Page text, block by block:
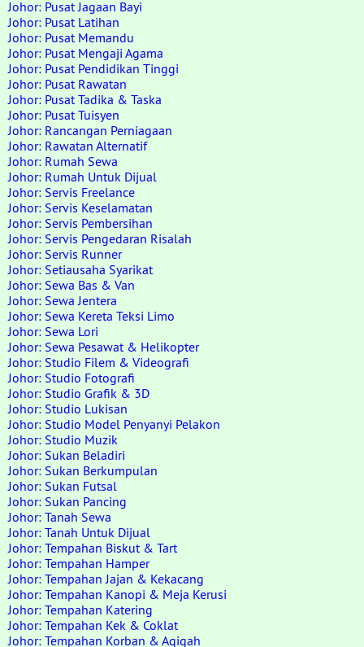
Johor: Pusat Jagaan Bayi
Johor: Pusat Latihan
Johor: Pusat Memandu
Johor: Pusat Mengaji Agama
Johor: Pusat Pendidikan Tinggi
Johor: Pusat Rawatan
Johor: Pusat Tadika & Taska
Johor: Pusat Tuisyen
Johor: Rancangan Perniagaan
Johor: Rawatan Alternatif
Johor: Rumah Sewa
Johor: Rumah Untuk Dijual
Johor: Servis Freelance
Johor: Servis Keselamatan
Johor: Servis Pembersihan
Johor: Servis Pengedaran Risalah
Johor: Servis Runner
Johor: Setiausaha Syarikat
Johor: Sewa Bas & Van
Johor: Sewa Jentera
Johor: Sewa Kereta Teksi Limo
Johor: Sewa Lori
Johor: Sewa Pesawat & Helikopter
Johor: Studio Filem & Videografi
Johor: Studio Fotografi
Johor: Studio Grafik & 3D
Johor: Studio Lukisan
Johor: Studio Model Penyanyi Pelakon
Johor: Studio Muzik
Johor: Sukan Beladiri
Johor: Sukan Berkumpulan
Johor: Sukan Futsal
Johor: Sukan Pancing
Johor: Tanah Sewa
Johor: Tanah Untuk Dijual
Johor: Tempahan Biskut & Tart
Johor: Tempahan Hamper
Johor: Tempahan Jajan & Kekacang
Johor: Tempahan Kanopi & Meja Kerusi
Johor: Tempahan Katering
Johor: Tempahan Kek & Coklat
Johor: Tempahan Korban & Aqiqah